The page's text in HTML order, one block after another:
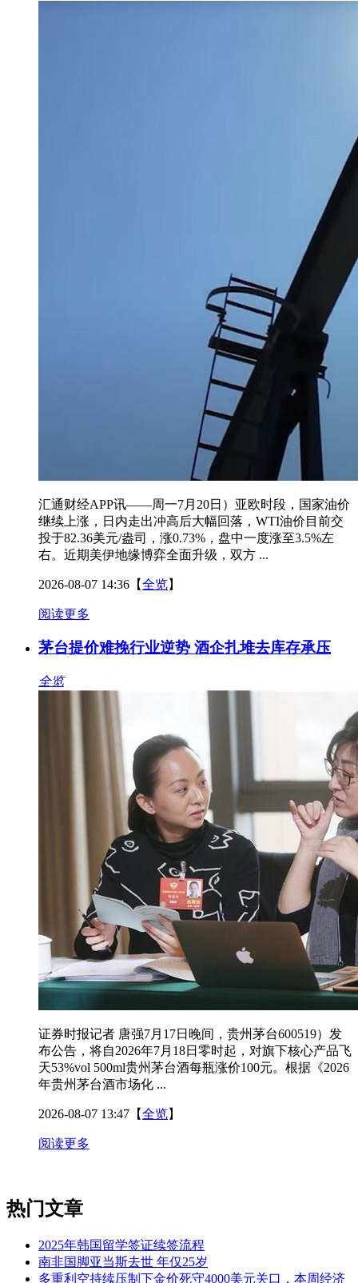
汇通财经APP讯——周一7月20日）亚欧时段，国家油价
继续上涨，日内走出冲高后大幅回落，WTI油价目前交
投于82.36美元/盎司，涨0.73%，盘中一度涨至3.5%左
右。近期美伊地缘博弈全面升级，双方 ...
2026-08-07 14:36 【全览】
阅读更多
茅台提价难挽行业逆势 酒企扎堆去库存承压
全览
证券时报记者 唐强7月17日晚间，贵州茅台600519）发
布公告，将自2026年7月18日零时起，对旗下核心产品飞
天53%vol 500ml贵州茅台酒每瓶涨价100元。根据《2026
年贵州茅台酒市场化 ...
2026-08-07 13:47 【全览】
阅读更多
热门文章
2025年韩国留学签证续签流程
南非国脚亚当斯去世 年仅25岁
多重利空持续压制下金价死守4000美元关口，本周经济